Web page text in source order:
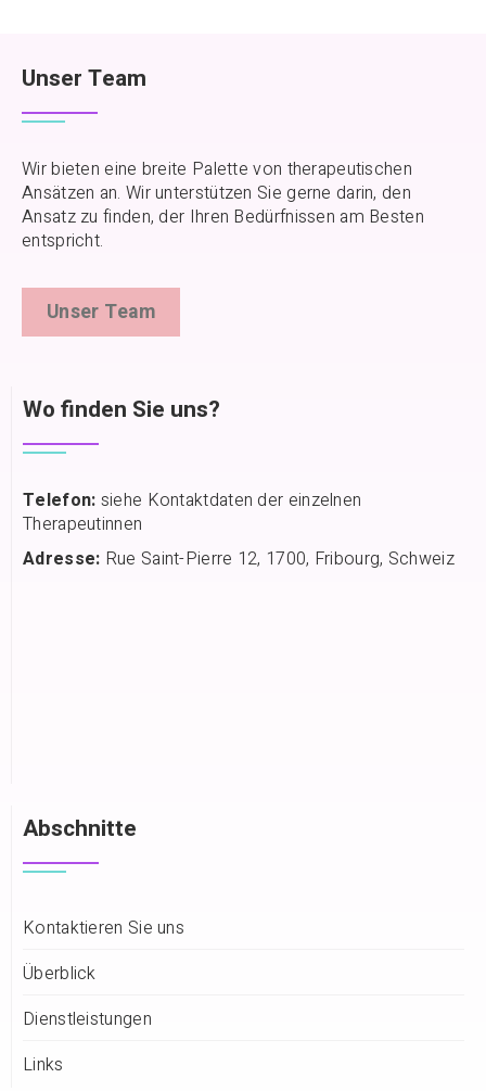
Unser Team
Wir bieten eine breite Palette von therapeutischen
Ansätzen an. Wir unterstützen Sie gerne darin, den
Ansatz zu finden, der Ihren Bedürfnissen am Besten
entspricht.
Unser Team
Wo finden Sie uns?
Telefon: siehe Kontaktdaten der einzelnen
Therapeutinnen
Adresse: Rue Saint-Pierre 12, 1700, Fribourg, Schweiz
Abschnitte
Kontaktieren Sie uns
Überblick
Dienstleistungen
Links